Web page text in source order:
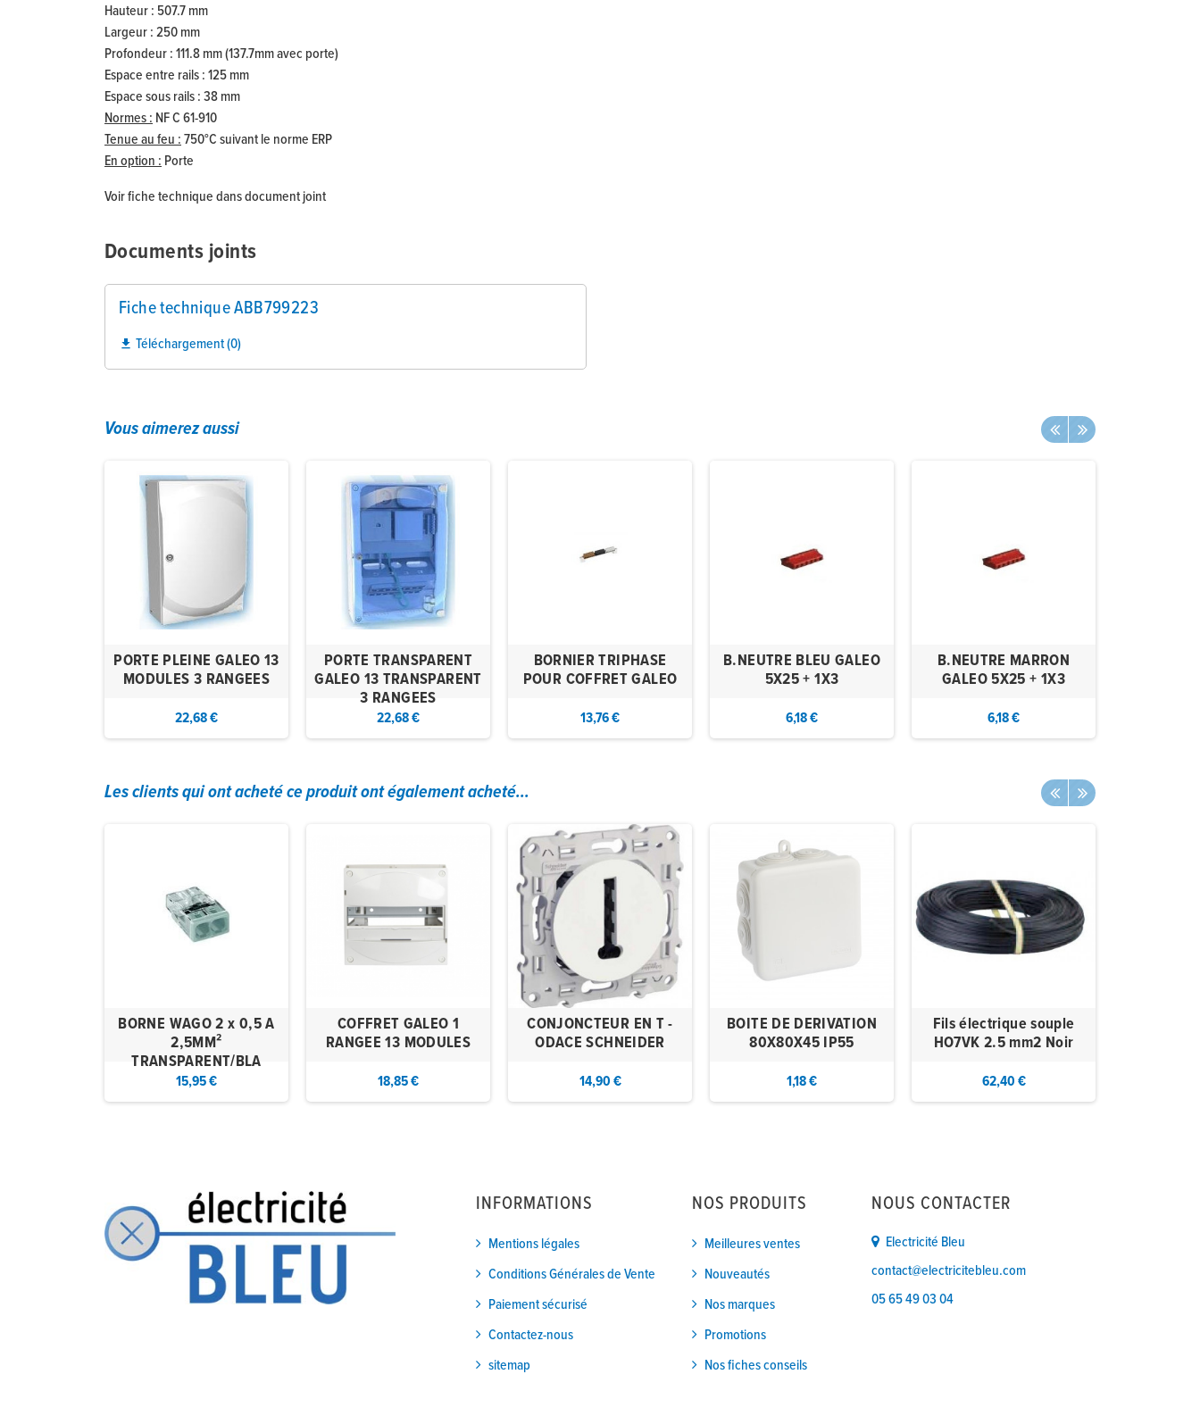
Hauteur : 507.7 mm
Largeur : 250 mm
Profondeur : 111.8 mm (137.7mm avec porte)
Espace entre rails : 125 mm
Espace sous rails : 38 mm
Normes : NF C 61-910
Tenue au feu :750°C suivant le norme ERP
En option : Porte
Voir fiche technique dans document joint
Documents joints
Fiche technique ABB799223
 Téléchargement (0)
Vous aimerez aussi
PORTE PLEINE GALEO 13
MODULES 3 RANGEES
22,68 €
PORTE TRANSPARENT
GALEO 13 TRANSPARENT
3 RANGEES
22,68 €
BORNIER TRIPHASE
POUR COFFRET GALEO
13,76 €
B.NEUTRE BLEU GALEO
5X25 + 1X3
6,18 €
B.NEUTRE MARRON
GALEO 5X25 + 1X3
6,18 €
Les clients qui ont acheté ce produit ont également acheté...
BORNE WAGO 2 x 0,5 A
2,5MM²
TRANSPARENT/BLA
15,95 €
COFFRET GALEO 1
RANGEE 13 MODULES
18,85 €
CONJONCTEUR EN T -
ODACE SCHNEIDER
14,90 €
BOITE DE DERIVATION
80X80X45 IP55
1,18 €
Fils électrique souple
HO7VK 2.5 mm2 Noir
62,40 €
INFORMATIONS
Mentions légales
Conditions Générales de Vente
Paiement sécurisé
Contactez-nous
sitemap
NOS PRODUITS
Meilleures ventes
Nouveautés
Nos marques
Promotions
Nos fiches conseils
NOUS CONTACTER
Electricité Bleu
contact@electricitebleu.com
05 65 49 03 04